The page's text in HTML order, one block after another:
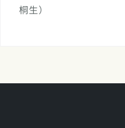
桐生）